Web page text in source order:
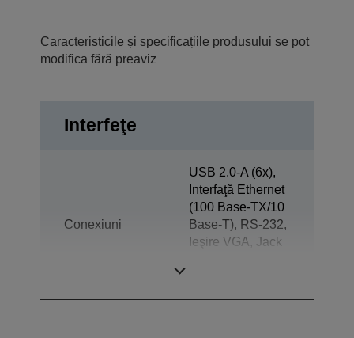
Caracteristicile și specificațiile produsului se pot
modifica fără preaviz
Interfeţe
Conexiuni
USB 2.0-A (6x),
Interfaţă Ethernet
(100 Base-TX/10
Base-T), RS-232,
Ieşire VGA, Jack